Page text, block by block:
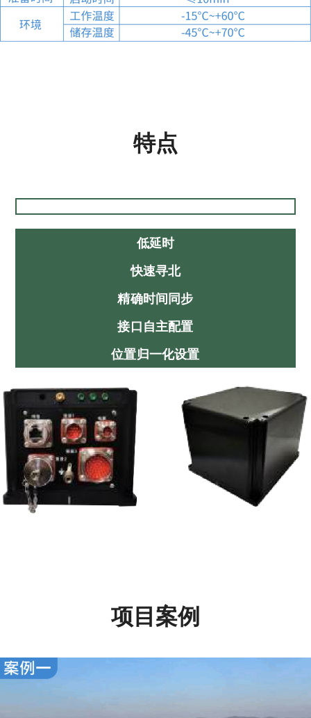
特点
低延时
快速寻北
精确时间同步
接口自主配置
位置归一化设置
项目案例